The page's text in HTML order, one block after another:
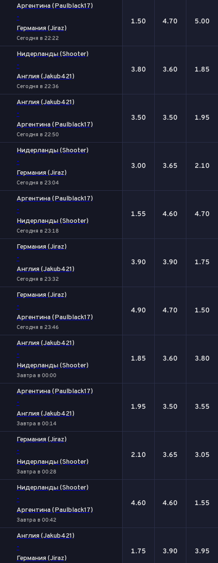
Аргентина (Paulblack17)
-
Германия (Jiraz)
Сегодня в 22:22
1.50 4.70 5.00
Нидерланды (Shooter)
-
Англия (Jakub421)
Сегодня в 22:36
3.80 3.60 1.85
Англия (Jakub421)
-
Аргентина (Paulblack17)
Сегодня в 22:50
3.50 3.50 1.95
Нидерланды (Shooter)
-
Германия (Jiraz)
Сегодня в 23:04
3.00 3.65 2.10
Аргентина (Paulblack17)
-
Нидерланды (Shooter)
Сегодня в 23:18
1.55 4.60 4.70
Германия (Jiraz)
-
Англия (Jakub421)
Сегодня в 23:32
3.90 3.90 1.75
Германия (Jiraz)
-
Аргентина (Paulblack17)
Сегодня в 23:46
4.90 4.70 1.50
Англия (Jakub421)
-
Нидерланды (Shooter)
Завтра в 00:00
1.85 3.60 3.80
Аргентина (Paulblack17)
-
Англия (Jakub421)
Завтра в 00:14
1.95 3.50 3.55
Германия (Jiraz)
-
Нидерланды (Shooter)
Завтра в 00:28
2.10 3.65 3.05
Нидерланды (Shooter)
-
Аргентина (Paulblack17)
Завтра в 00:42
4.60 4.60 1.55
Англия (Jakub421)
-
Германия (Jiraz)
1.75 3.90 3.95